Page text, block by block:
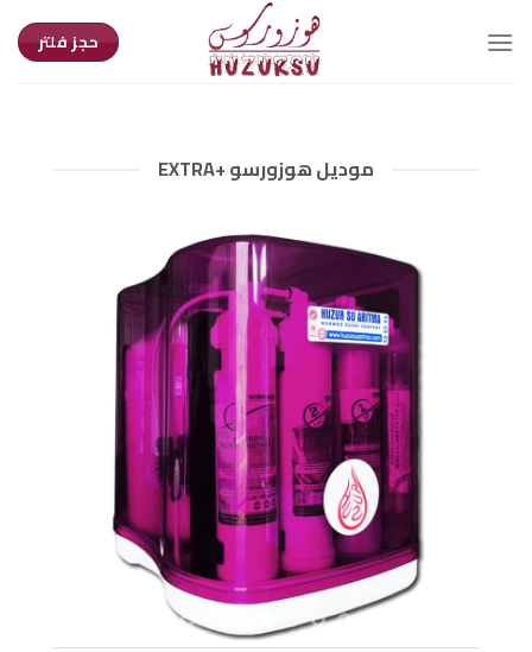
حجز فلتر
موديل هوزورسو +EXTRA